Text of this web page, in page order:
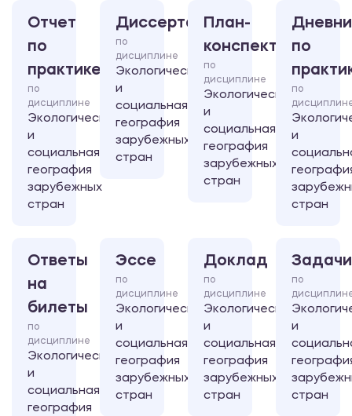
Отчет
по
практике
по
дисциплине
Экологическая
и
социальная
география
зарубежных
стран
Диссертация
по
дисциплине
Экологическая
и
социальная
география
зарубежных
стран
План-
конспект
по
дисциплине
Экологическая
и
социальная
география
зарубежных
стран
по
по
и
стран
Ответы
на
билеты
по
дисциплине
Экологическая
и
социальная
география
Эссе
по
дисциплине
Экологическая
и
социальная
география
зарубежных
стран
Доклад
по
дисциплине
Экологическая
и
социальная
география
зарубежных
стран
Задачи
по
и
стран